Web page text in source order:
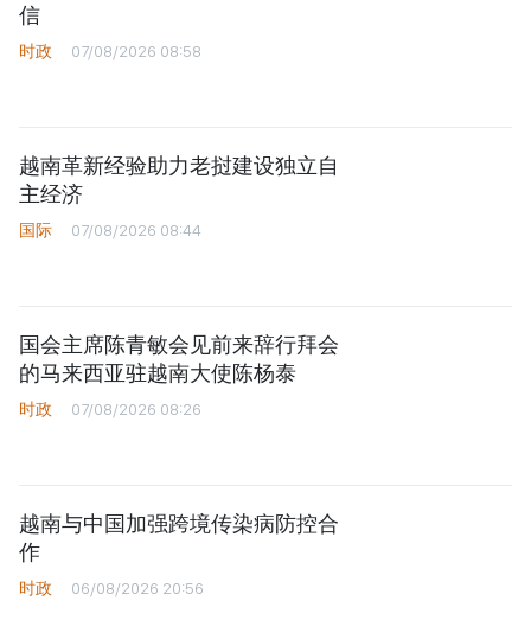
信
时政 07/08/2026 08:58
越南革新经验助力老挝建设独立自
主经济
国际 07/08/2026 08:44
国会主席陈青敏会见前来辞行拜会
的马来西亚驻越南大使陈杨泰
时政 07/08/2026 08:26
越南与中国加强跨境传染病防控合
作
时政 06/08/2026 20:56